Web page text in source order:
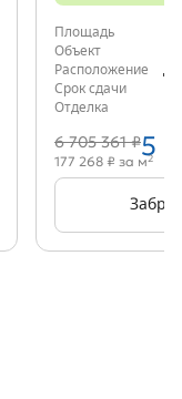
Площадь
Объект
Расположение
Срок сдачи
Отделка
6 705 361 ₽5
177 268 ₽ за м2